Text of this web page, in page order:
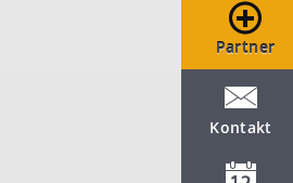
Partner
Kontakt